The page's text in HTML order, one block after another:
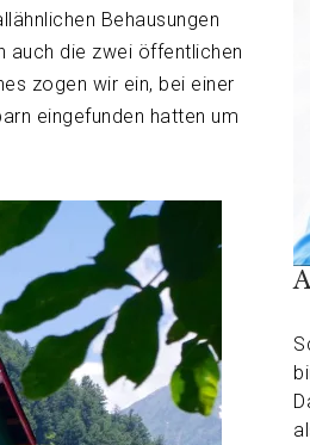
Behausungen
auch die zwei öffentlichen
zogen wir ein, bei einer
eingefunden hatten um